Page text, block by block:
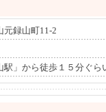
元録山町11-2
駅」から徒歩１５分ぐら